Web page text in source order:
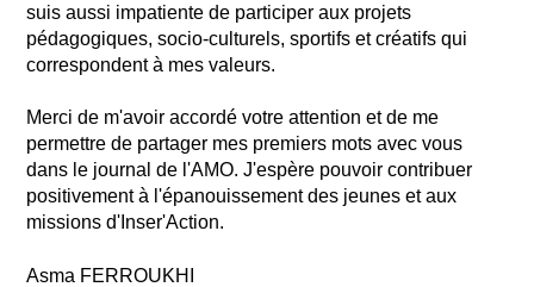
suis aussi impatiente de participer aux projets
pédagogiques, socio-culturels, sportifs et créatifs qui
correspondent à mes valeurs.
Merci de m'avoir accordé votre attention et de me
permettre de partager mes premiers mots avec vous
dans le journal de l'AMO. J'espère pouvoir contribuer
positivement à l'épanouissement des jeunes et aux
missions d'Inser'Action.
Asma FERROUKHI